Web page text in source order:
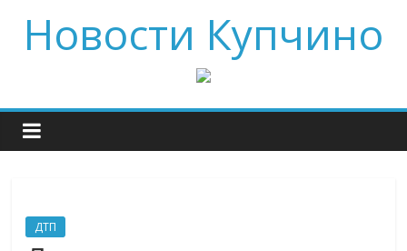
Новости Купчино
ДТП